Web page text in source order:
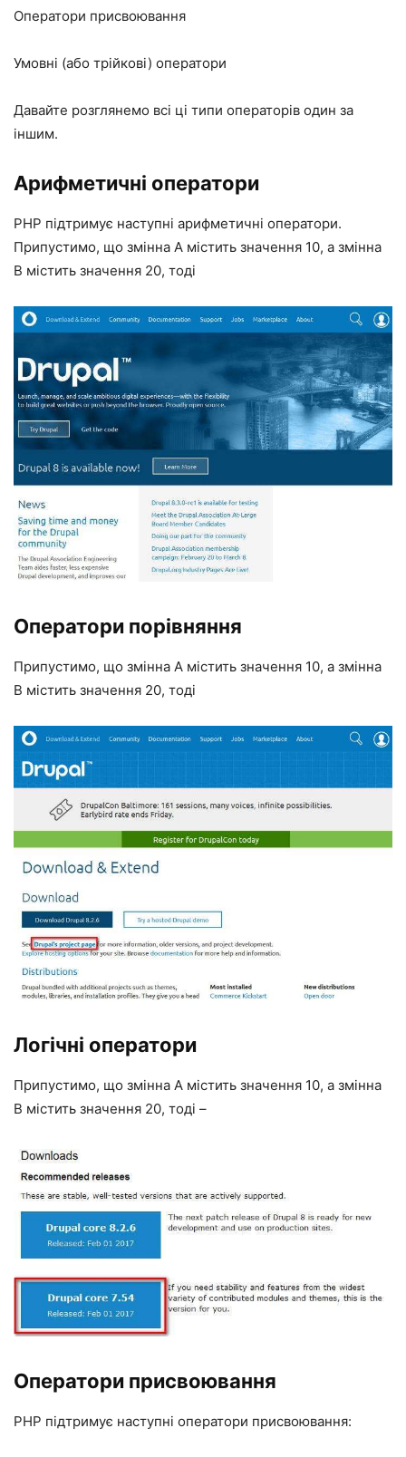
Оператори присвоювання
Умовні (або трійкові) оператори
Давайте розглянемо всі ці типи операторів один за
іншим.
Арифметичні оператори
PHP підтримує наступні арифметичні оператори.
Припустимо, що змінна A містить значення 10, а змінна
B містить значення 20, тоді
Оператори порівняння
Припустимо, що змінна A містить значення 10, а змінна
B містить значення 20, тоді
Логічні оператори
Припустимо, що змінна A містить значення 10, а змінна
B містить значення 20, тоді –
Оператори присвоювання
PHP підтримує наступні оператори присвоювання: